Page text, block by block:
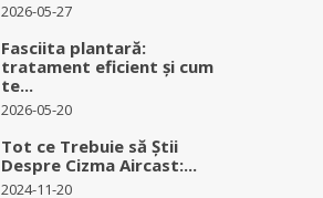
2026-05-27
Fasciita plantară:
tratament eficient și cum
te...
2026-05-20
Tot ce Trebuie să Știi
Despre Cizma Aircast:...
2024-11-20